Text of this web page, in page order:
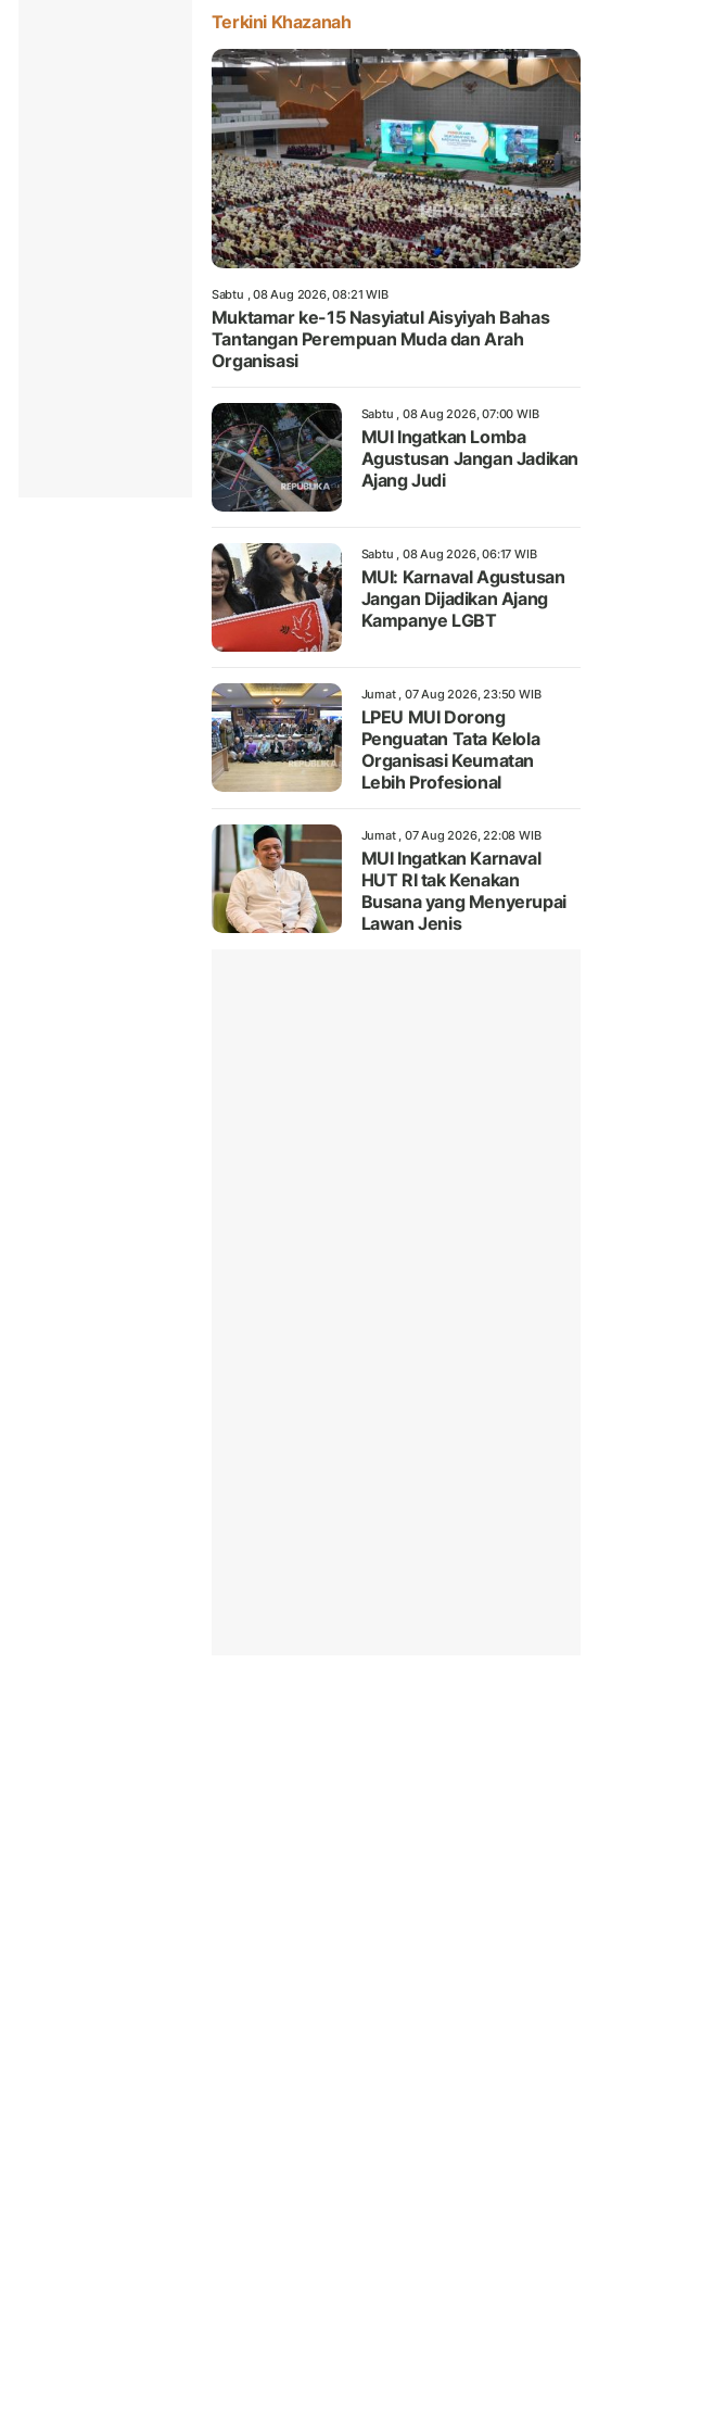
Terkini Khazanah
Sabtu , 08 Aug 2026, 08:21 WIB
Muktamar ke-15 Nasyiatul Aisyiyah Bahas
Tantangan Perempuan Muda dan Arah
Organisasi
Sabtu , 08 Aug 2026, 07:00 WIB
MUI Ingatkan Lomba
Agustusan Jangan Jadikan
Ajang Judi
Sabtu , 08 Aug 2026, 06:17 WIB
MUI: Karnaval Agustusan
Jangan Dijadikan Ajang
Kampanye LGBT
Jumat , 07 Aug 2026, 23:50 WIB
LPEU MUI Dorong
Penguatan Tata Kelola
Organisasi Keumatan
Lebih Profesional
Jumat , 07 Aug 2026, 22:08 WIB
MUI Ingatkan Karnaval
HUT RI tak Kenakan
Busana yang Menyerupai
Lawan Jenis